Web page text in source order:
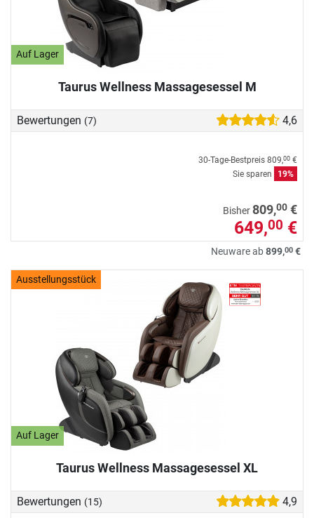
Auf Lager
Taurus Wellness Massagesessel M
Bewertungen (7) 4,6
30-Tage-Bestpreis 809,00 €
Sie sparen
19%
Bisher809,00 €
649,00 €
Neuware ab899,00 €
Ausstellungsstück
Auf Lager
Taurus Wellness Massagesessel XL
Bewertungen (15) 4,9